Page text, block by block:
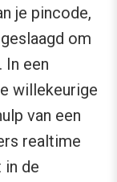
je pincode,
om
een
willekeurige
van een
realtime
in de